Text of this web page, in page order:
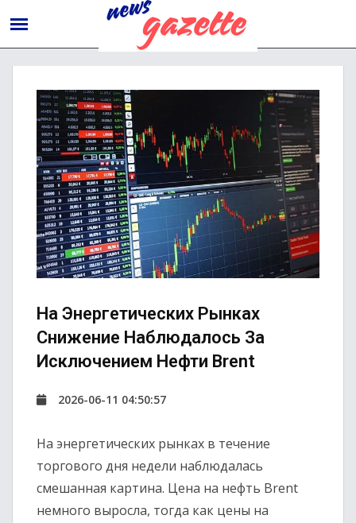
На Энергетических Рынках
Снижение Наблюдалось За
Исключением Нефти Brent
2026-06-11 04:50:57
На энергетических рынках в течение
торгового дня недели наблюдалась
смешанная картина. Цена на нефть Brent
немного выросла, тогда как цены на